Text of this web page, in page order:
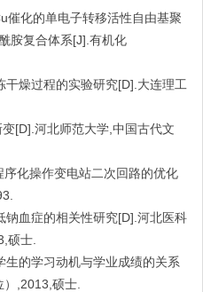
催化的单电子转移活性自由基聚
胺复合体系[J].有机化
燥过程的实验研究[D].大连理工
[D].河北师范大学,中国古代文
化操作变电站二次回路的优化
血症的相关性研究[D].河北医科
硕士.
的学习动机与学业成绩的关系
,2013,硕士.